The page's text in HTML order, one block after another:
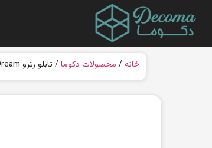
خانه / محصولات دکوما/ تابلو رترو Dream دکوما مدل DW012